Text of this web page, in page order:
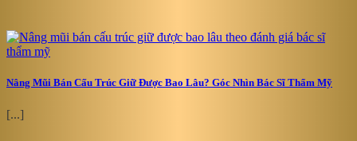
Nâng Mũi Bán Cấu Trúc Giữ Được Bao Lâu? Góc Nhìn Bác Sĩ Thẩm Mỹ
[...]